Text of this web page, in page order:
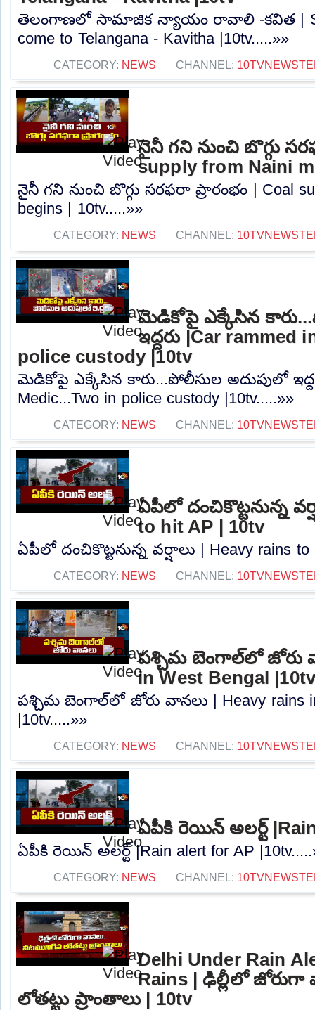
తెలంగాణలో సామాజిక న్యాయం రావాలి -కవిత |
come to Telangana - Kavitha |10tv.....»»
CATEGORY: NEWS CHANNEL:
నైనీ గని నుంచి బొగ్గు
supply from Naini
నైనీ గని నుంచి బొగ్గు సరఫరా ప్రారంభం | Coal
begins | 10tv.....»»
CATEGORY: NEWS CHANNEL:
మెడికోపై ఎక్కేసిన
ఇద్దరు |Car rammed
police custody |10tv
మెడికోపై ఎక్కేసిన కారు...పోలీసుల అదుపులో
Medic...Two in police custody |10tv.....»»
CATEGORY: NEWS CHANNEL:
ఏపీలో దంచికొట్టనున్న
to hit AP | 10tv
ఏపీలో దంచికొట్టనున్న వర్షాలు | Heavy rains to
CATEGORY: NEWS CHANNEL:
పశ్చిమ బెంగాల్‌లో జోరు
in West Bengal
పశ్చిమ బెంగాల్‌లో జోరు వానలు | Heavy rains
|10tv.....»»
CATEGORY: NEWS CHANNEL:
ఏపీకి రెయిన్ అలర్ట్
ఏపీకి రెయిన్ అలర్ట్ |Rain alert for AP
CATEGORY: NEWS CHANNEL:
Delhi Under Rain
Rains | ఢిల్లీలో
లోతట్టు ప్రాంతాలు | 10tv